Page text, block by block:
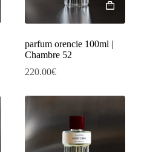
parfum orencie 100ml |
Chambre 52
220.00€